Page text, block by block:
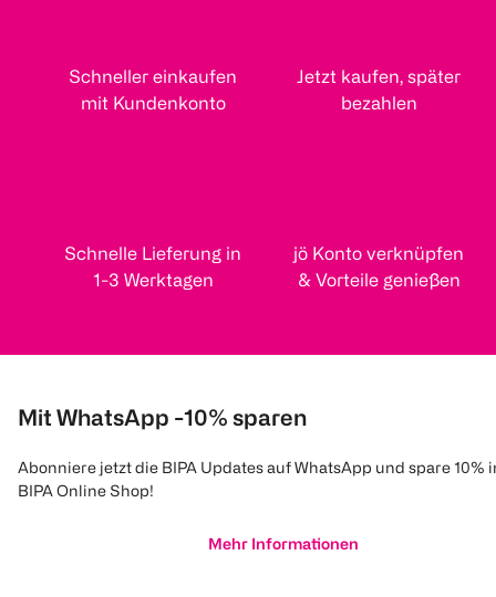
Schneller einkaufen
mit Kundenkonto
Jetzt kaufen, später
bezahlen
Schnelle Lieferung in
1-3 Werktagen
jö Konto verknüpfen
& Vorteile genießen
Mit WhatsApp -10% sparen
Abonniere jetzt die BIPA Updates auf WhatsApp und spare 10%
BIPA Online Shop!
Mehr Informationen